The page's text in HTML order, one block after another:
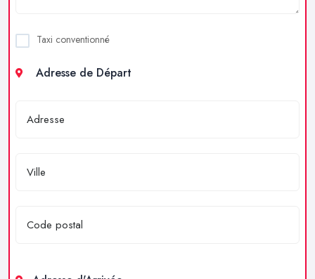
Taxi conventionné
Adresse de Départ